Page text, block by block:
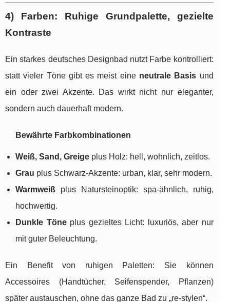
4) Farben: Ruhige Grundpalette, gezielte
Kontraste
Ein starkes deutsches Designbad nutzt Farbe kontrolliert:
statt vieler Töne gibt es meist eine neutrale Basis und
ein oder zwei Akzente. Das wirkt nicht nur eleganter,
sondern auch dauerhaft modern.
Bewährte Farbkombinationen
Weiß, Sand, Greige plus Holz: hell, wohnlich, zeitlos.
Grau plus Schwarz-Akzente: urban, klar, sehr modern.
Warmweiß plus Natursteinoptik: spa-ähnlich, ruhig,
hochwertig.
Dunkle Töneplus gezieltes Licht: luxuriös, aber nur
mit guter Beleuchtung.
Ein Benefit von ruhigen Paletten: Sie können
Accessoires (Handtücher, Seifenspender, Pflanzen)
später austauschen, ohne das ganze Bad zu „re-stylen“.